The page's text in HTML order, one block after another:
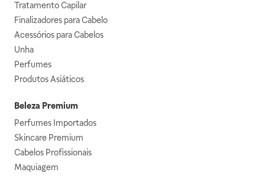
Tratamento Capilar
Finalizadores para Cabelo
Acessórios para Cabelos
Unha
Perfumes
Produtos Asiáticos
Beleza Premium
Perfumes Importados
Skincare Premium
Cabelos Profissionais
Maquiagem